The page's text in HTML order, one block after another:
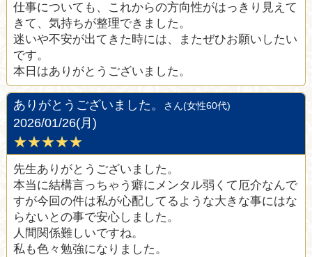
仕事についても、これからの方向性がはっきり見えて
きて、気持ちが整理できました。
迷いや不安が出てきた時には、またぜひお願いしたい
です。
本日はありがとうございました。
ありがとうございました。 さん(女性60代)
2026/01/26(月)
★★★★★
先生ありがとうございました。
本当に結構言っちゃう癖にメンタル弱くて厄介なんで
すが今回の件は私が心配してるような大きな事にはな
らないとの事で安心しました。
人間関係難しいですね。
私も色々勉強になりました。